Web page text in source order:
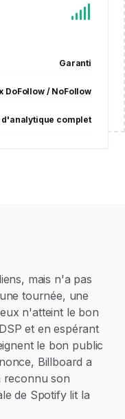
Garanti
DoFollow / NoFollow
d'analytique complet
mais n'a pas
tournée, une
n'atteint le bon
et en espérant
le bon public
Billboard a
reconnu son
de Spotify lit la